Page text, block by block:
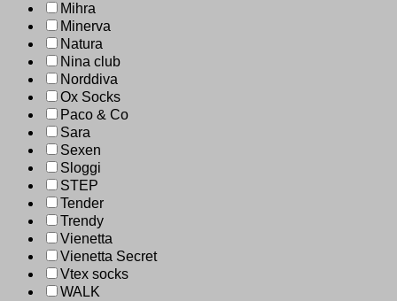
Mihra
Minerva
Natura
Nina club
Norddiva
Ox Socks
Paco & Co
Sara
Sexen
Sloggi
STEP
Tender
Trendy
Vienetta
Vienetta Secret
Vtex socks
WALK